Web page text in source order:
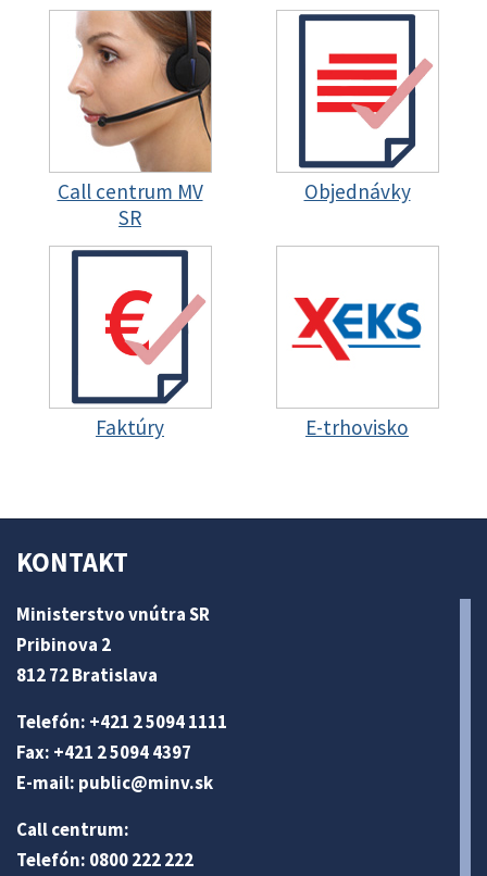
Call centrum MV
SR
Objednávky
Faktúry E-trhovisko
KONTAKT
Ministerstvo vnútra SR
Pribinova 2
812 72 Bratislava
Telefón: +421 2 5094 1111
Fax: +421 2 5094 4397
E-mail: public@minv.sk
Call centrum:
Telefón: 0800 222 222